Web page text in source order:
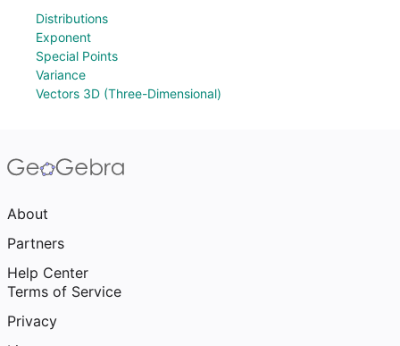
Distributions
Exponent
Special Points
Variance
Vectors 3D (Three-Dimensional)
About
Partners
Help Center
Terms of Service
Privacy